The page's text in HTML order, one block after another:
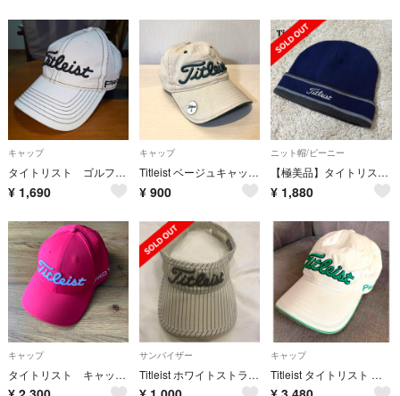
キャップ
タイトリスト ゴルフキャップ メンズ
¥ 1,690
キャップ
Titleist ベージュキャップ ユニセックス
¥ 900
ニット帽/ビーニー
【極美品】タイトリスト ニットキャップ ニット帽 ビーニー ネイビー 紺 ゴルフ
¥ 1,880
キャップ
タイトリスト キャップ 赤
サンバイザー
Titleist ホワイトストライプバイザーサンバイザー
キャップ
Titleist タイトリスト ホワイトデニム地 キャップ 帽子 ユニセックス